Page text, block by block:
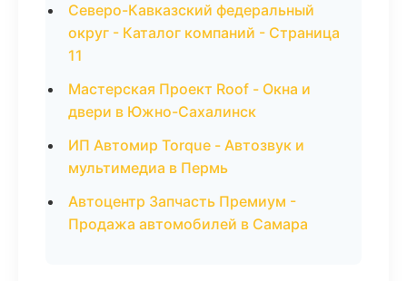
Северо-Кавказский федеральный
округ - Каталог компаний - Страница
11
Мастерская Проект Roof - Окна и
двери в Южно-Сахалинск
ИП Автомир Torque - Автозвук и
мультимедиа в Пермь
Автоцентр Запчасть Премиум -
Продажа автомобилей в Самара